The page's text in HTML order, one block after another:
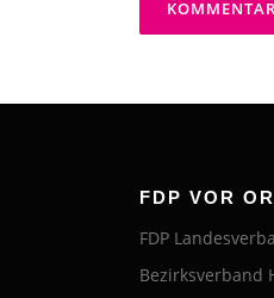
FDP VOR
FDP
Bezirksverband